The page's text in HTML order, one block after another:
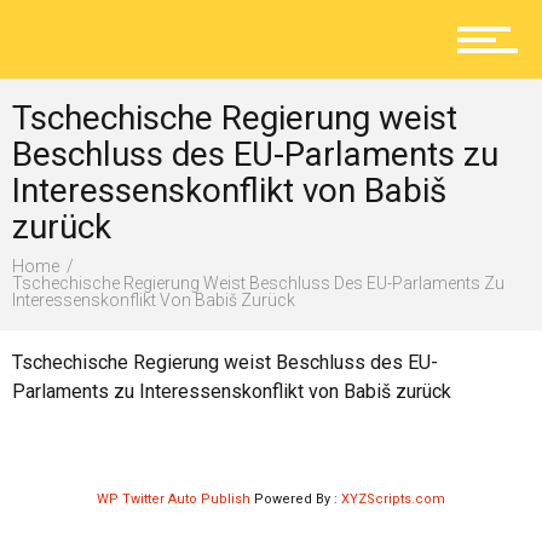
Lokal
Ratgeber
Tschechische Regierung weist
Beschluss des EU-Parlaments zu
Interessenskonflikt von Babiš
zurück
Home
Tschechische Regierung Weist Beschluss Des EU-Parlaments Zu
Interessenskonflikt Von Babiš Zurück
Tschechische Regierung weist Beschluss des EU-
Parlaments zu Interessenskonflikt von Babiš zurück
WP Twitter Auto Publish Powered By : XYZScripts.com